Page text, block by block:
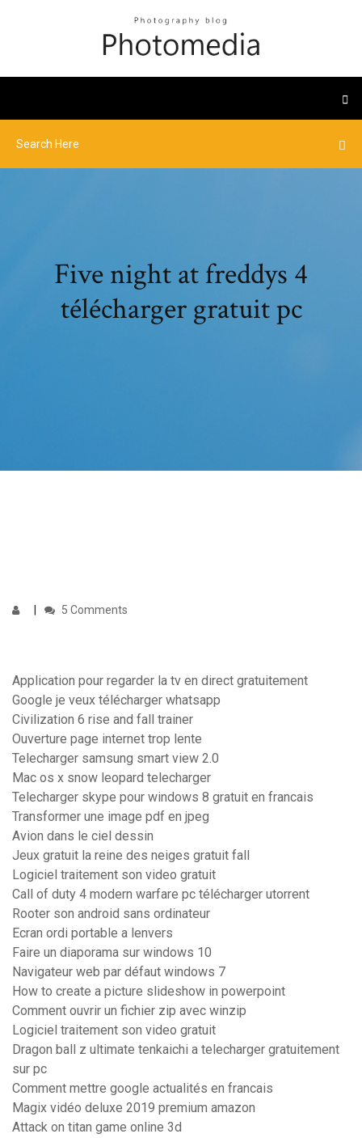
Five night at freddys 4
télécharger gratuit pc
5 Comments
Application pour regarder la tv en direct gratuitement
Google je veux télécharger whatsapp
Civilization 6 rise and fall trainer
Ouverture page internet trop lente
Telecharger samsung smart view 2.0
Mac os x snow leopard telecharger
Telecharger skype pour windows 8 gratuit en francais
Transformer une image pdf en jpeg
Avion dans le ciel dessin
Jeux gratuit la reine des neiges gratuit fall
Logiciel traitement son video gratuit
Call of duty 4 modern warfare pc télécharger utorrent
Rooter son android sans ordinateur
Ecran ordi portable a lenvers
Faire un diaporama sur windows 10
Navigateur web par défaut windows 7
How to create a picture slideshow in powerpoint
Comment ouvrir un fichier zip avec winzip
Logiciel traitement son video gratuit
Dragon ball z ultimate tenkaichi a telecharger gratuitement
sur pc
Comment mettre google actualités en francais
Magix vidéo deluxe 2019 premium amazon
Attack on titan game online 3d